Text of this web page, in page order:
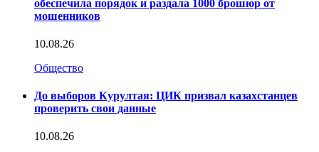
обеспечила порядок и раздала 1000 брошюр от
мошенников
10.08.26
Общество
До выборов Курултая: ЦИК призвал казахстанцев
проверить свои данные
10.08.26